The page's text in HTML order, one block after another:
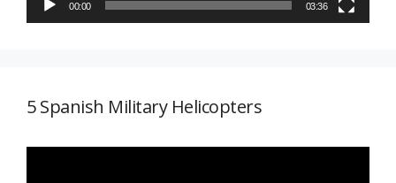
00:00 03:36
5 Spanish Military Helicopters